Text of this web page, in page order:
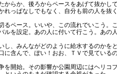
からか、後ろからペースをあげて抜かして
れっぱなしでもなく、自分も前の人を抜く
るペース。いいや、この流れでいこう。こ
ルを設定。あの人に付いて行こう。あの人
し、みんながどのように給水するのかをと
に含んで、ぽい！おお、ＴＶで見ている
を開始。その影響か公園周辺にはヘリコ